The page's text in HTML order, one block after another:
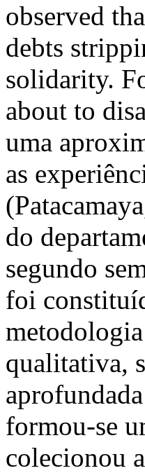
observed
debts
solidarity.
about to
uma
as
do
segundo
foi
qualitativa,
formou-se
colecionou